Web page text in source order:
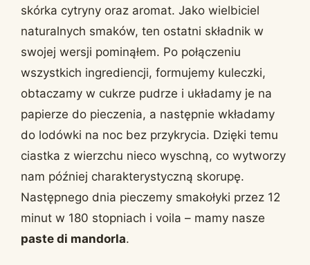
skórka cytryny oraz aromat. Jako wielbiciel
naturalnych smaków, ten ostatni składnik w
swojej wersji pominąłem. Po połączeniu
wszystkich ingrediencji, formujemy kuleczki,
obtaczamy w cukrze pudrze i układamy je na
papierze do pieczenia, a następnie wkładamy
do lodówki na noc bez przykrycia. Dzięki temu
ciastka z wierzchu nieco wyschną, co wytworzy
nam później charakterystyczną skorupę.
Następnego dnia pieczemy smakołyki przez 12
minut w 180 stopniach i voila – mamy nasze
paste di mandorla.